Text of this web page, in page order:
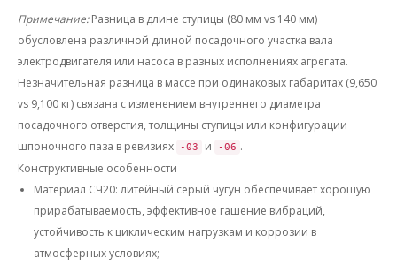
Примечание:Разница в длине ступицы (80 мм vs 140 мм)
обусловлена различной длиной посадочного участка вала
электродвигателя или насоса в разных исполнениях агрегата.
Незначительная разница в массе при одинаковых габаритах (9,650
vs 9,100 кг) связана с изменением внутреннего диаметра
посадочного отверстия, толщины ступицы или конфигурации
шпоночного паза в ревизиях
-03 и -06 .
Конструктивные особенности
Материал СЧ20: литейный серый чугун обеспечивает хорошую
прирабатываемость, эффективное гашение вибраций,
устойчивость к циклическим нагрузкам и коррозии в
атмосферных условиях;